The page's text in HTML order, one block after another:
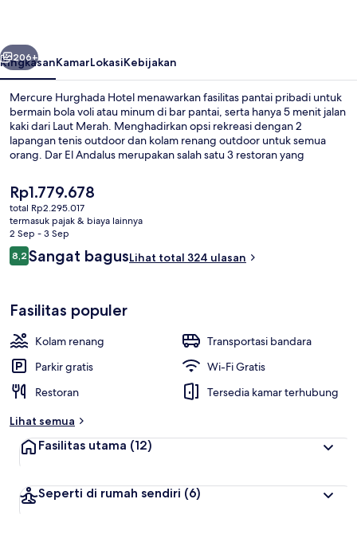
Berikutnya
206+
RingkasanKamarLokasiKebijakan
Mercure Hurghada Hotel menawarkan fasilitas pantai pribadi untuk
bermain bola voli atau minum di bar pantai, serta hanya 5 menit jalan
kaki dari Laut Merah. Menghadirkan opsi rekreasi dengan 2
lapangan tenis outdoor dan kolam renang outdoor untuk semua
orang. Dar El Andalus merupakan salah satu 3 restoran yang
siang, dan makan malam. Keunggulan lainnya meliputi marina, bar
tepi kolam renang, dan kolam renang anak. Layanan kamar dan staf
mendapatkan nilai yang bagus dari para traveler.
Harga
saat
ini
Rp1.779.678
Rp1.779.678
total Rp2.295.017
termasuk pajak & biaya lainnya
2 Sep - 3 Sep
Ulasan
8,28,2 dari 10
Sangat bagusLihat total 324 ulasan
Fasilitas populer
Kolam renang
Transportasi bandara
Parkir gratis
Wi-Fi Gratis
Restoran
Tersedia kamar terhubung
Lihat semua
Fasilitas utama (12)
Seperti di rumah sendiri (6)